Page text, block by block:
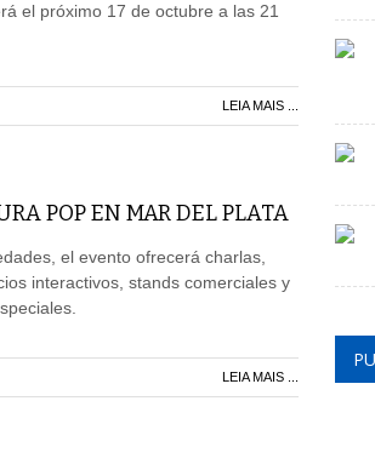
el próximo 17 de octubre a las 21
LEIA MAIS ...
POP EN MAR DEL PLATA
el evento ofrecerá charlas,
interactivos, stands comerciales y
LEIA MAIS ...